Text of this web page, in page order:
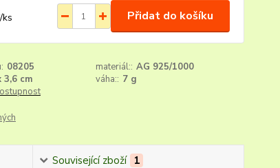
/ks Přidat do košíku
08205 materiál:: AG 925/1000
3,6 cm váha:: 7 g
Související zboží 1